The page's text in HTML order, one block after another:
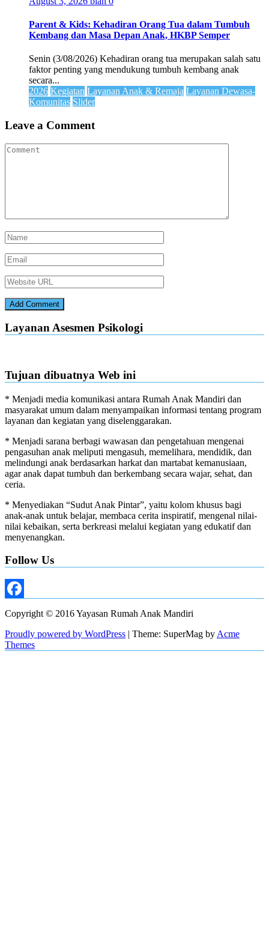
Parent & Kids: Kehadiran Orang Tua dalam Tumbuh
Kembang dan Masa Depan Anak, HKBP Semper
Senin (3/08/2026) Kehadiran orang tua merupakan salah satu
faktor penting yang mendukung tumbuh kembang anak
secara...
2026 Kegiatan Layanan Anak & Remaja Layanan Dewasa-
Komunitas Slider
Leave a Comment
Layanan Asesmen Psikologi
Tujuan dibuatnya Web ini
* Menjadi media komunikasi antara Rumah Anak Mandiri dan
masyarakat umum dalam menyampaikan informasi tentang program
layanan dan kegiatan yang diselenggarakan.
* Menjadi sarana berbagi wawasan dan pengetahuan mengenai
pengasuhan anak meliputi mengasuh, memelihara, mendidik, dan
melindungi anak berdasarkan harkat dan martabat kemanusiaan,
agar anak dapat tumbuh dan berkembang secara wajar, sehat, dan
ceria.
* Menyediakan “Sudut Anak Pintar”, yaitu kolom khusus bagi
anak-anak untuk belajar, membaca cerita inspiratif, mengenal nilai-
nilai kebaikan, serta berkreasi melalui kegiatan yang edukatif dan
menyenangkan.
Follow Us
Copyright © 2016 Yayasan Rumah Anak Mandiri
Proudly powered by WordPress | Theme: SuperMag by Acme
Themes